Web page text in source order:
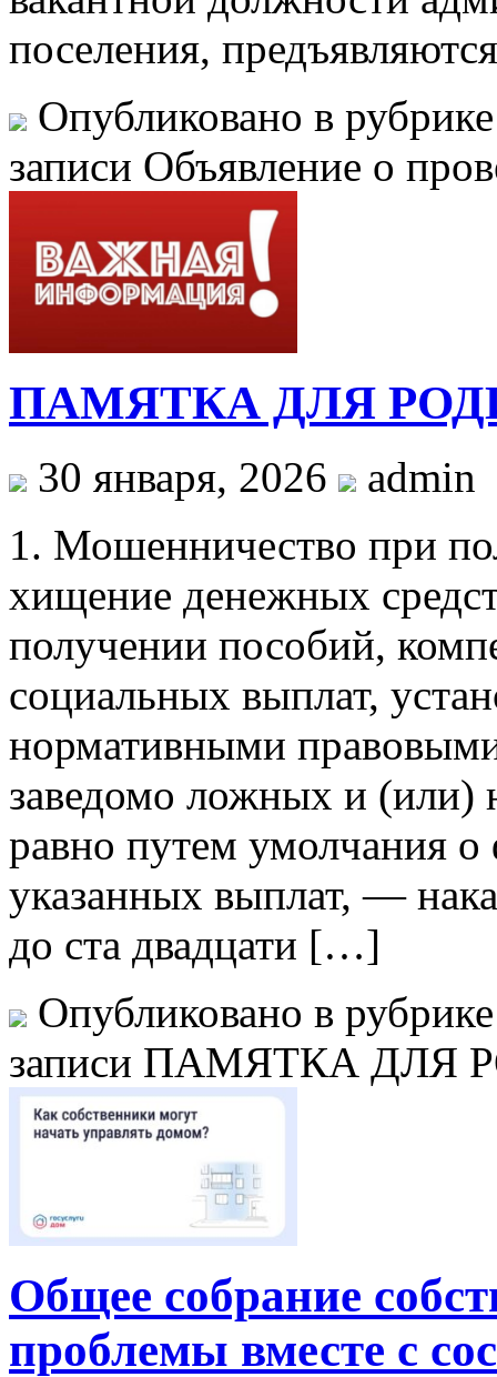
поселения,
Опубликовано в
записи Объявление о
ПАМЯТКА ДЛЯ
30 января, 2026
admin
1. Мошенничество при
хищение денежных
получении пособий,
социальных выплат,
нормативными
заведомо ложных и (или)
равно путем умолчания
указанных выплат, —
до ста двадцати […]
Опубликовано в
записи ПАМЯТКА ДЛЯ
Общее собрание
проблемы вместе с